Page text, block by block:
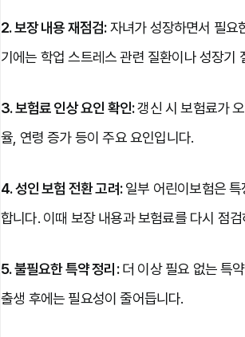
2. 보장 내용 재점검: 자녀가 성장하면서 필요
기에는 학업 스트레스 관련 질환이나 성장기
3. 보험료 인상 요인 확인: 갱신 시 보험료가
율, 연령 증가 등이 주요 요인입니다.
4. 성인 보험 전환 고려: 일부 어린이보험은
합니다. 이때 보장 내용과 보험료를 다시 점
5. 불필요한 특약 정리: 더 이상 필요 없는 특
출생 후에는 필요성이 줄어듭니다.